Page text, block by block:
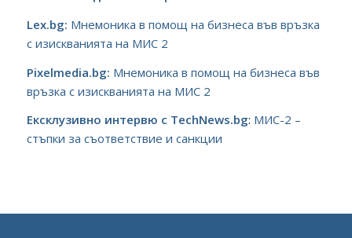
Lex.bg: Мнемоника в помощ на бизнеса във връзка
с изискванията на МИС 2
Pixelmedia.bg: Мнемоника в помощ на бизнеса във
връзка с изискванията на МИС 2
Ексклузивно интервю с TechNews.bg: МИС-2 –
стъпки за съответствие и санкции